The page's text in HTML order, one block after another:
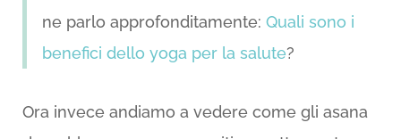
ne parlo approfonditamente:Quali sono i
benefici dello yoga per la salute?
Ora invece andiamo a vedere come gli asana